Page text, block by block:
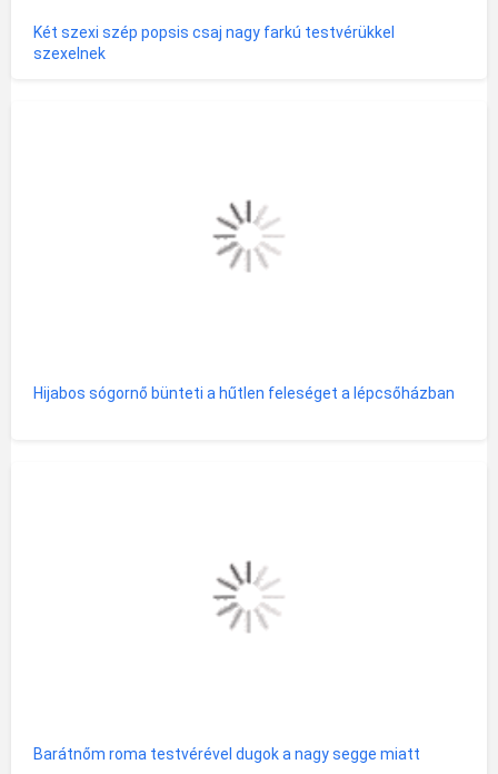
Két szexi szép popsis csaj nagy farkú testvérükkel
szexelnek
Hijabos sógornő bünteti a hűtlen feleséget a lépcsőházban
Barátnőm roma testvérével dugok a nagy segge miatt